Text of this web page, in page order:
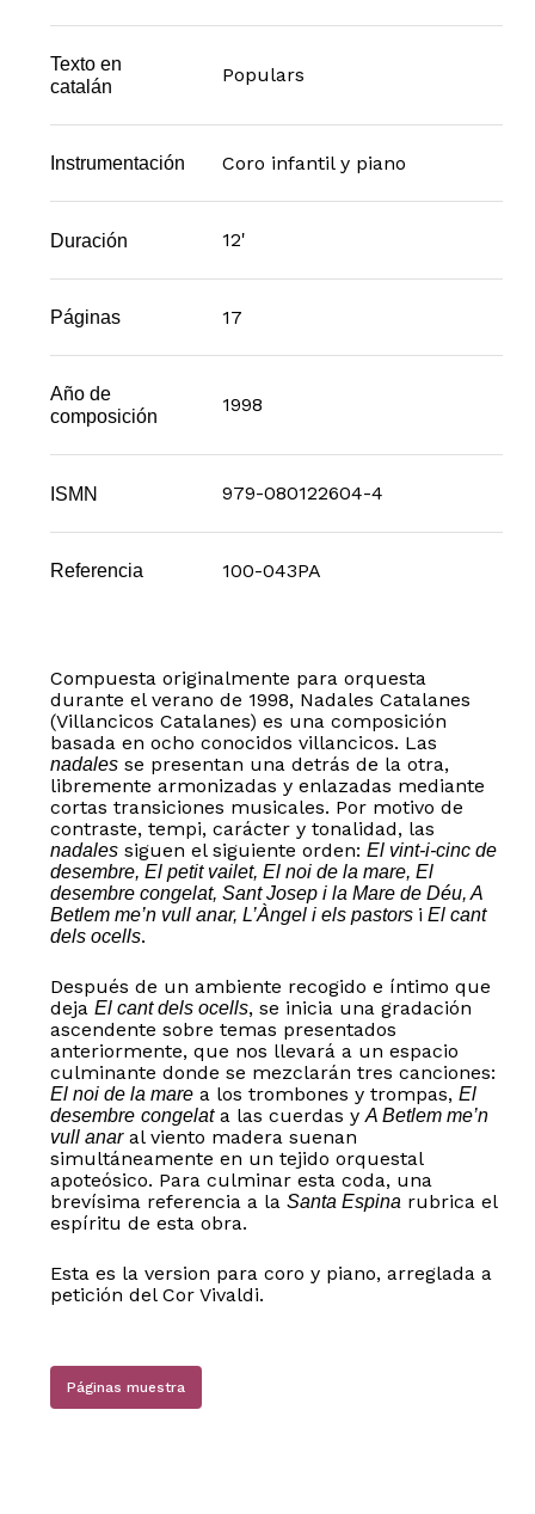
Texto en
catalán
Populars
Instrumentación Coro infantil y piano
Duración 12'
Páginas 17
Año de
composición
1998
ISMN 979-080122604-4
Referencia 100-043PA
Compuesta originalmente para orquesta
durante el verano de 1998, Nadales Catalanes
(Villancicos Catalanes) es una composición
basada en ocho conocidos villancicos. Las
nadalesse presentan una detrás de la otra,
libremente armonizadas y enlazadas mediante
cortas transiciones musicales. Por motivo de
contraste, tempi, carácter y tonalidad, las
nadalessiguen el siguiente orden: El vint-i-cinc de
desembre, El petit vailet, El noi de la mare, El
desembre congelat, Sant Josep i la Mare de Déu, A
Betlem me’n vull anar, L’Àngel i els pastors i El cant
dels ocells.
Después de un ambiente recogido e íntimo que
deja El cant dels ocells, se inicia una gradación
ascendente sobre temas presentados
anteriormente, que nos llevará a un espacio
culminante donde se mezclarán tres canciones:
El noi de la marea los trombones y trompas, El
desembre congelata las cuerdas yA Betlem me’n
vull anaral viento madera suenan
simultáneamente en un tejido orquestal
apoteósico. Para culminar esta coda, una
brevísima referencia a la Santa Espinarubrica el
espíritu de esta obra.
Esta es la version para coro y piano, arreglada a
petición del Cor Vivaldi.
Páginas muestra